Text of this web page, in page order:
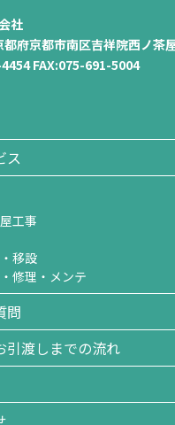
社
府京都市南区吉祥院西ノ茶
FAX:075-691-5004
ス
工事
移設
修理・メンテ
問
引渡しまでの流れ